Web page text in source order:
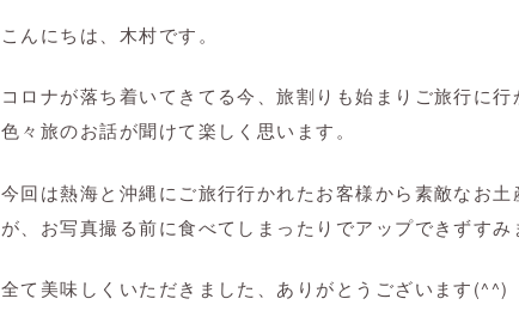
こんにちは、木村です。
コロナが落ち着いてきてる今、旅割りも始まりご旅行に
色々旅のお話が聞けて楽しく思います。
今回は熱海と沖縄にご旅行行かれたお客様から素敵なお
が、お写真撮る前に食べてしまったりでアップできずすみ
全て美味しくいただきました、ありがとうございます(^^)